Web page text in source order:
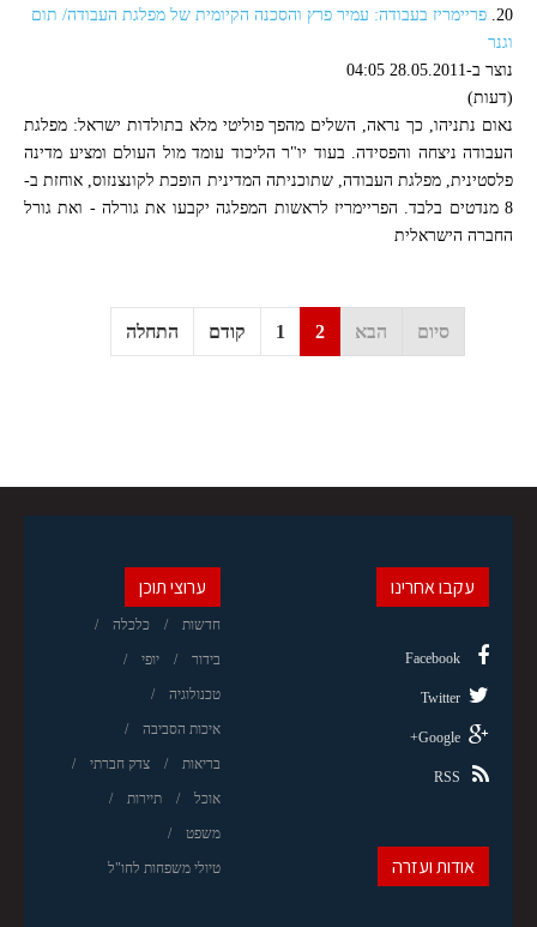
20. פריימריז בעבודה: עמיר פרץ והסכנה הקיומית של מפלגת העבודה/ תום
וגנר
נוצר ב-28.05.2011 04:05
(דעות)
נאום נתניהו, כך נראה, השלים מהפך פוליטי מלא בתולדות ישראל: מפלגת
העבודה ניצחה והפסידה. בעוד יו"ר הליכוד עומד מול העולם ומציע מדינה
פלסטינית, מפלגת העבודה, שתוכניתה המדינית הופכת לקונצנזוס, אוחזת ב-
8 מנדטים בלבד. הפריימריז לראשות המפלגה יקבעו את גורלה - ואת גורל
החברה הישראלית
התחלה קודם 1 2 הבא סיום
ערוצי תוכן
חדשות כלכלה
בידור יופי
טכנולוגיה
איכות הסביבה
בריאות צדק חברתי
אוכל תיירות
משפט
טיולי משפחות לחו"ל
עקבו אחרינו
Facebook
Twitter
Google+
RSS
אודות ועזרה